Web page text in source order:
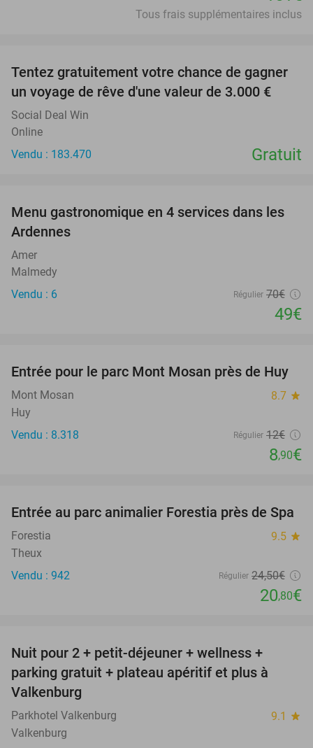
Tous frais supplémentaires inclus
Tentez gratuitement votre chance de gagner
un voyage de rêve d'une valeur de 3.000 €
Social Deal Win
Online
Vendu : 183.470
Gratuit
30%
Menu gastronomique en 4 services dans les
Ardennes
Amer
Malmedy
Vendu : 6
Régulier 70€
49€
26%
Entrée pour le parc Mont Mosan près de Huy
Mont Mosan 8.7 star
Huy
Vendu : 8.318
Régulier 12€
8,90€
15%
Entrée au parc animalier Forestia près de Spa
Forestia 9.5 star
Theux
Vendu : 942
Régulier 24,50€
20,80€
Nuit pour 2 + petit-déjeuner + wellness +
parking gratuit + plateau apéritif et plus à
Valkenburg
Parkhotel Valkenburg 9.1 star
Valkenburg